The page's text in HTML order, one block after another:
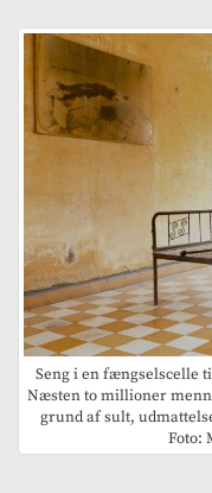
Seng i en fængselscelle
Næsten to millioner
grund af sult,
Foto: